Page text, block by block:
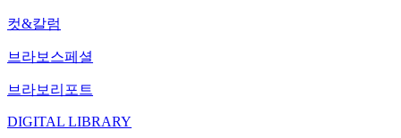
컷&칼럼
브라보스페셜
브라보리포트
DIGITAL LIBRARY